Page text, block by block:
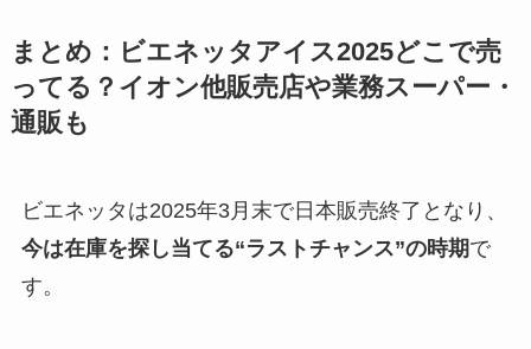
まとめ：ビエネッタアイス2025どこで売
ってる？イオン他販売店や業務スーパー・
通販も
ビエネッタは2025年3月末で日本販売終了となり、
今は在庫を探し当てる“ラストチャンス”の時期で
す。